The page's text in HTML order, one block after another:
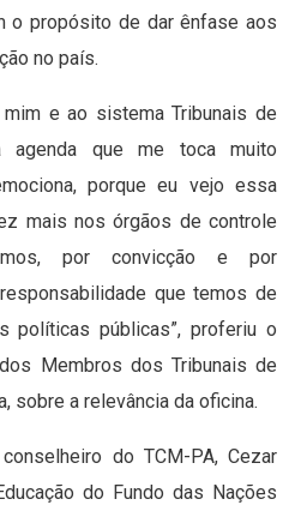
o propósito de dar ênfase aos
no país.
e ao sistema Tribunais de
agenda que me toca muito
porque eu vejo essa
mais nos órgãos de controle
por convicção e por
que temos de
políticas públicas”, proferiu o
Membros dos Tribunais de
sobre a relevância da oficina.
do TCM-PA, Cezar
do Fundo das Nações